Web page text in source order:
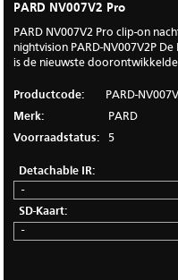
PARD NV007V2 Pro
PARD NV007V2 Pro clip-on
nightvision PARD-NV007V2P
is de nieuwste doorontwikkelde
Productcode:
PARD-
Merk:
PARD
Voorraadstatus:
5
Detachable IR:
SD-Kaart: